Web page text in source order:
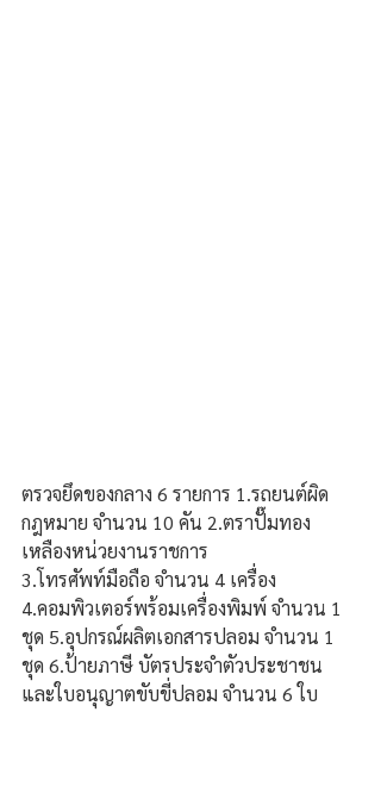
ตรวจยึดของกลาง 6 รายการ 1.รถยนต์ผิด
กฎหมาย จำนวน 10 คัน 2.ตราปั๊มทอง
เหลืองหน่วยงานราชการ
3.โทรศัพท์มือถือ จำนวน 4 เครื่อง
4.คอมพิวเตอร์พร้อมเครื่องพิมพ์ จำนวน 1
ชุด 5.อุปกรณ์ผลิตเอกสารปลอม จำนวน 1
ชุด 6.ป้ายภาษี บัตรประจำตัวประชาชน
และใบอนุญาตขับขี่ปลอม จำนวน 6 ใบ